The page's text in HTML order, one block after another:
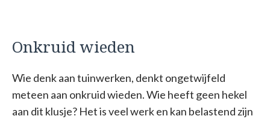
Onkruid wieden
Wie denk aan tuinwerken, denkt ongetwijfeld
meteen aan onkruid wieden. Wie heeft geen hekel
aan dit klusje? Het is veel werk en kan belastend zijn